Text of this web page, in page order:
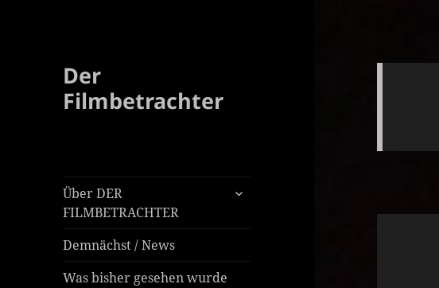
Der
Filmbetrachter
Über DER
FILMBETRACHTER
untermenü
Demnächst / News
Was bisher gesehen wurde